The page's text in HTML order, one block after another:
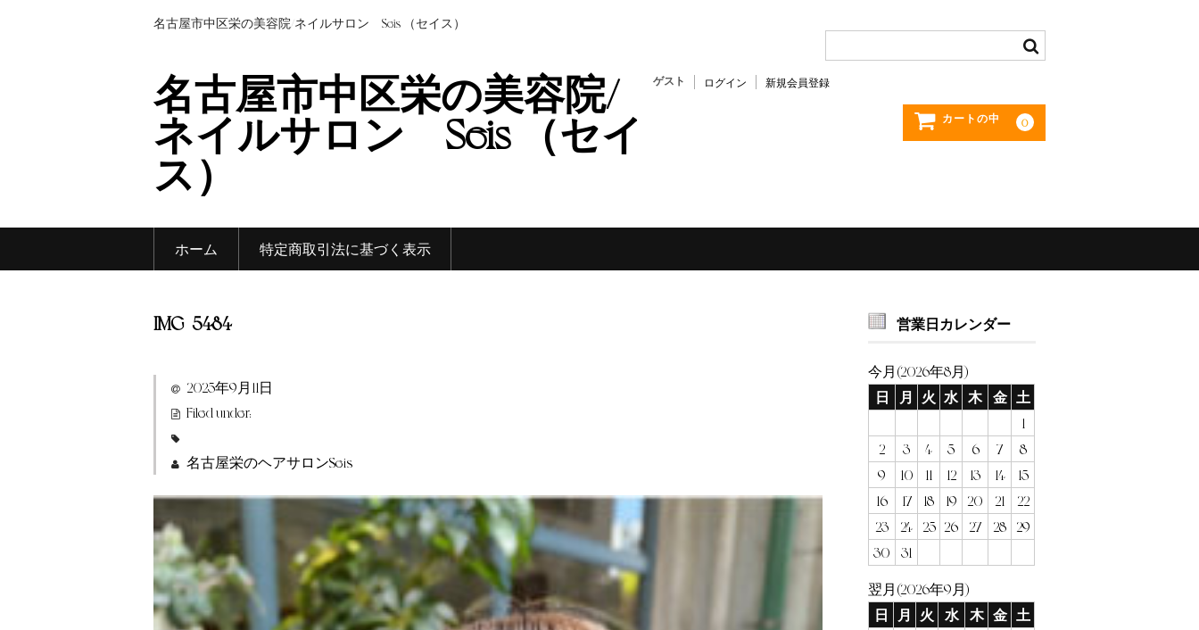
名古屋市中区栄の美容院/ネイルサロン Seis （セイス）
名古屋市中区栄の美容院/
ネイルサロン Seis （セイ
ス）
ゲスト ログイン 新規会員登録
カートの中 0
ホーム 特定商取引法に基づく表示
IMG_5484
2025年9月11日
Filed under:
名古屋栄のヘアサロンSeis
営業日カレンダー
今月(2026年8月)
日
月 火 水 木 金 土
1
2
3 4 5 6 7
8
9
10 11 12 13 14
15
16
17 18 19 20 21
22
23
24 25 26 27 28
29
30
31
翌月(2026年9月)
日
月 火 水 木 金 土